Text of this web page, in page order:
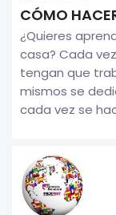
CÓMO
¿Quieres
casa? Cada
tengan que
mismos se
cada vez se